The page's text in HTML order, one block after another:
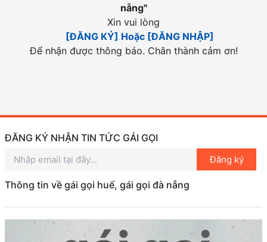
nẵng"
Xin vui lòng
[ĐĂNG KÝ] Hoặc [ĐĂNG NHẬP]
Để nhận được thông báo. Chân thành cảm ơn!
ĐĂNG KÝ NHẬN TIN TỨC GÁI GỌI
Đăng ký
Thông tin về gái gọi huế, gái gọi đà nẵng